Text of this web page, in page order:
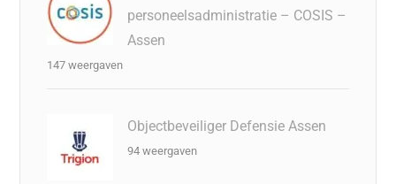
personeelsadministratie – COSIS –
Assen
147 weergaven
Objectbeveiliger Defensie Assen
94 weergaven